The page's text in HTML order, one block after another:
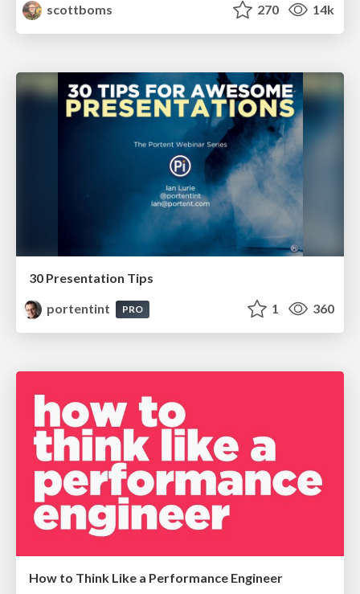
scottboms
270 14k
30 Presentation Tips
portentint
PRO 1 360
How to Think Like a Performance Engineer